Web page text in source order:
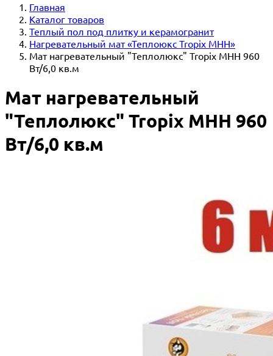
Главная
Каталог товаров
Теплый пол под плитку и керамогранит
Нагревательный мат «Теплоюкс Tropix MHH»
Мат нагревательный "Теплолюкс" Tropix МНН 960
Вт/6,0 кв.м
Мат нагревательный
"Теплолюкс" Tropix МНН 960
Вт/6,0 кв.м